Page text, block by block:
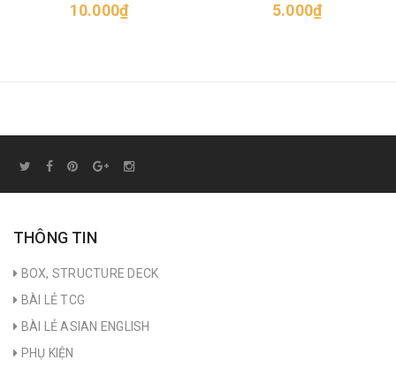
10.000₫ 5.000₫
THÔNG TIN
BOX, STRUCTURE DECK
BÀI LẺ TCG
BÀI LẺ ASIAN ENGLISH
PHỤ KIỆN